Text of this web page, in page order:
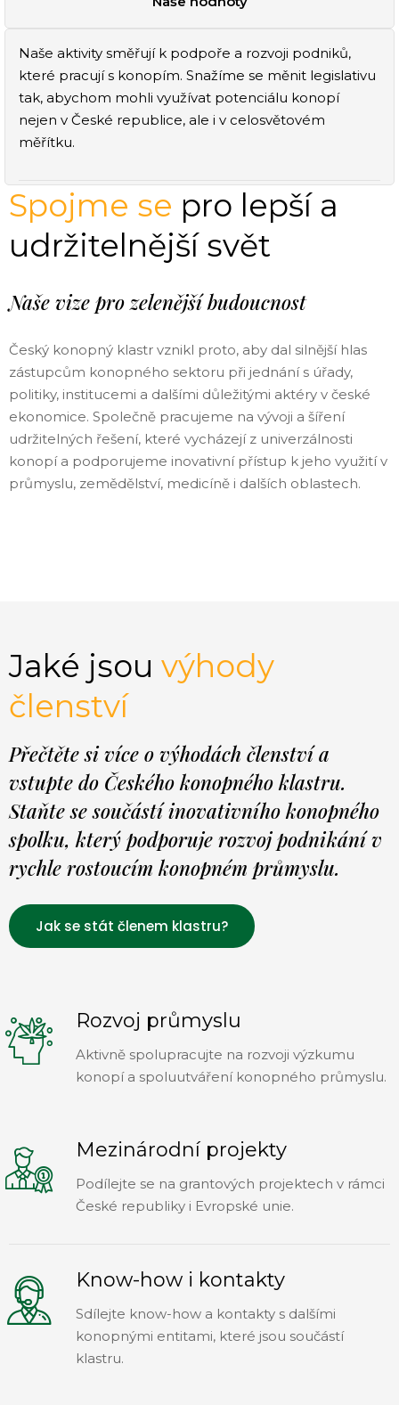
Naše aktivity směřují k podpoře a rozvoji podniků,
které pracují s konopím. Snažíme se měnit legislativu
tak, abychom mohli využívat potenciálu konopí
nejen v České republice, ale i v celosvětovém
měřítku.
Spojme se pro lepší a
udržitelnější svět
Naše vize pro zelenější budoucnost
Český konopný klastr vznikl proto, aby dal silnější hlas
zástupcům konopného sektoru při jednání s úřady,
politiky, institucemi a dalšími důležitými aktéry v české
ekonomice. Společně pracujeme na vývoji a šíření
udržitelných řešení, které vycházejí z univerzálnosti
konopí a podporujeme inovativní přístup k jeho využití v
průmyslu, zemědělství, medicíně i dalších oblastech.
Jaké jsou výhody
členství
Přečtěte si více o výhodách členství a
vstupte do Českého konopného klastru.
Staňte se součástí inovativního konopného
spolku, který podporuje rozvoj podnikání v
rychle rostoucím konopném průmyslu.
Jak se stát členem klastru?
Rozvoj průmyslu
Aktivně spolupracujte na rozvoji výzkumu
konopí a spoluutváření konopného průmyslu.
Mezinárodní projekty
Podílejte se na grantových projektech v rámci
České republiky i Evropské unie.
Know-how i kontakty
Sdílejte know-how a kontakty s dalšími
konopnými entitami, které jsou součástí
klastru.